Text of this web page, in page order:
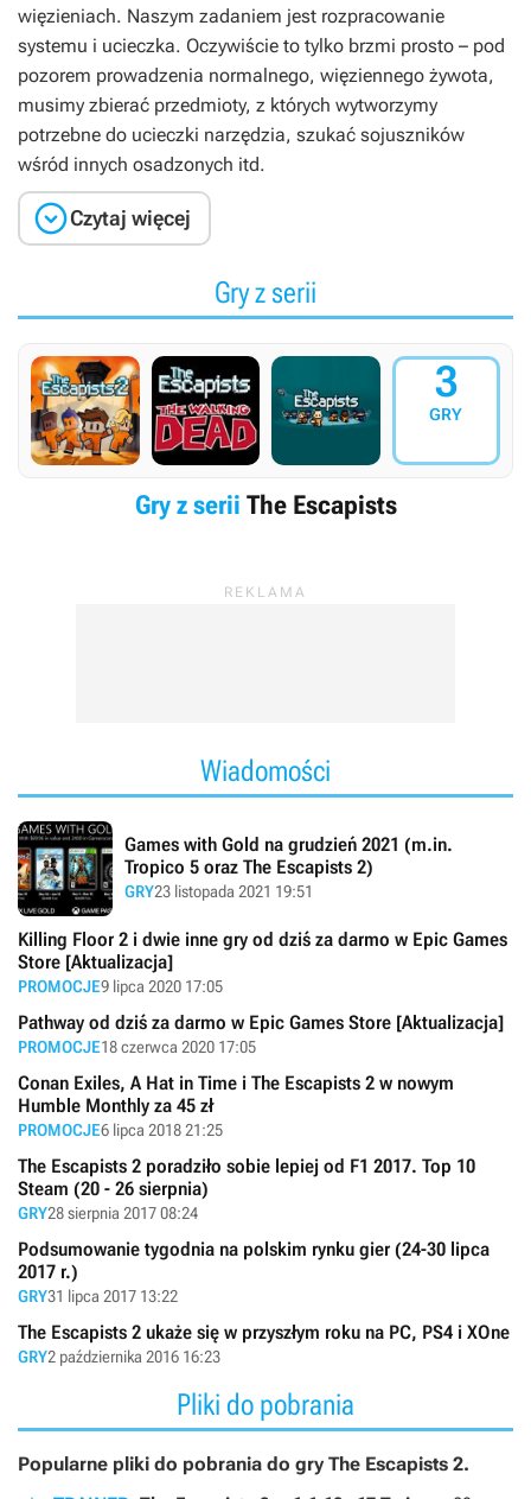
więzieniach. Naszym zadaniem jest rozpracowanie
systemu i ucieczka. Oczywiście to tylko brzmi prosto – pod
pozorem prowadzenia normalnego, więziennego żywota,
musimy zbierać przedmioty, z których wytworzymy
potrzebne do ucieczki narzędzia, szukać sojuszników
wśród innych osadzonych itd.
Czytaj więcej
Gry z serii
3
GRY
Gry z serii The Escapists
Wiadomości
Games with Gold na grudzień 2021 (m.in.
Tropico 5 oraz The Escapists 2)
GRY23 listopada 2021 19:51
Killing Floor 2 i dwie inne gry od dziś za darmo w Epic Games
Store [Aktualizacja]
PROMOCJE9 lipca 2020 17:05
Pathway od dziś za darmo w Epic Games Store [Aktualizacja]
PROMOCJE18 czerwca 2020 17:05
Conan Exiles, A Hat in Time i The Escapists 2 w nowym
Humble Monthly za 45 zł
PROMOCJE6 lipca 2018 21:25
The Escapists 2 poradziło sobie lepiej od F1 2017. Top 10
Steam (20 - 26 sierpnia)
GRY28 sierpnia 2017 08:24
Podsumowanie tygodnia na polskim rynku gier (24-30 lipca
2017 r.)
GRY31 lipca 2017 13:22
The Escapists 2 ukaże się w przyszłym roku na PC, PS4 i XOne
GRY2 października 2016 16:23
Pliki do pobrania
Popularne pliki do pobrania do gry The Escapists 2.